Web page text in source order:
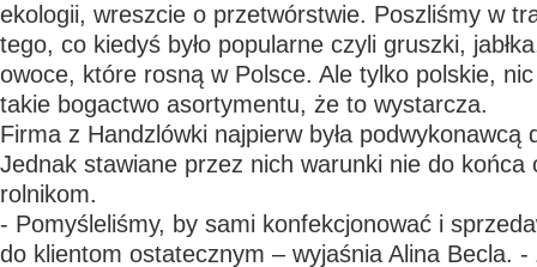
ekologii, wreszcie o przetwórstwie. Poszliśmy w
tego, co kiedyś było popularne czyli gruszki,
owoce, które rosną w Polsce. Ale tylko polskie,
takie bogactwo asortymentu, że to wystarcza.
Firma z Handzlówki najpierw była podwykonawcą
Jednak stawiane przez nich warunki nie do końca
rolnikom.
- Pomyśleliśmy, by sami konfekcjonować i
do klientom ostatecznym – wyjaśnia Alina Becla.